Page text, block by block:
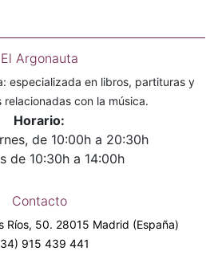
El Argonauta
especializada en libros, partituras y
relacionadas con la música.
Horario:
de 10:00h a 20:30h
de 10:30h a 14:00h
Contacto
Ríos, 50. 28015 Madrid (España)
915 439 441